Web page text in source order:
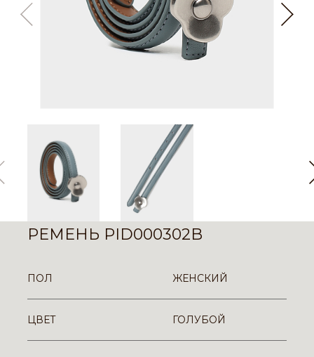
РЕМЕНЬ PID000302B
ПОЛ ЖЕНСКИЙ
ЦВЕТ ГОЛУБОЙ